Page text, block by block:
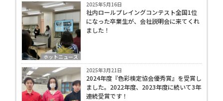
ホットニュース
2025年5月16日
社内ロールプレイングコンテスト全国1位
になった卒業生が、会社説明会に来てくれ
ました！
2025年3月21日
2024年度『色彩検定協会優秀賞』を受賞し
ました。2022年度、2023年度に続いて3年
連続受賞です！